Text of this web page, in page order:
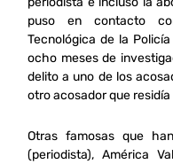
puso en contacto
Tecnológica de la
ocho meses de
delito a uno de los
otro acosador que residía
Otras famosas que
(periodista), América